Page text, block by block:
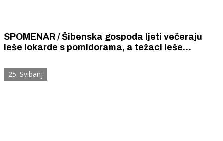
SPOMENAR / Šibenska gospoda ljeti večeraju
leše lokarde s pomidorama, a težaci leše
časte težačkim crnim vinom.
25. Svibanj